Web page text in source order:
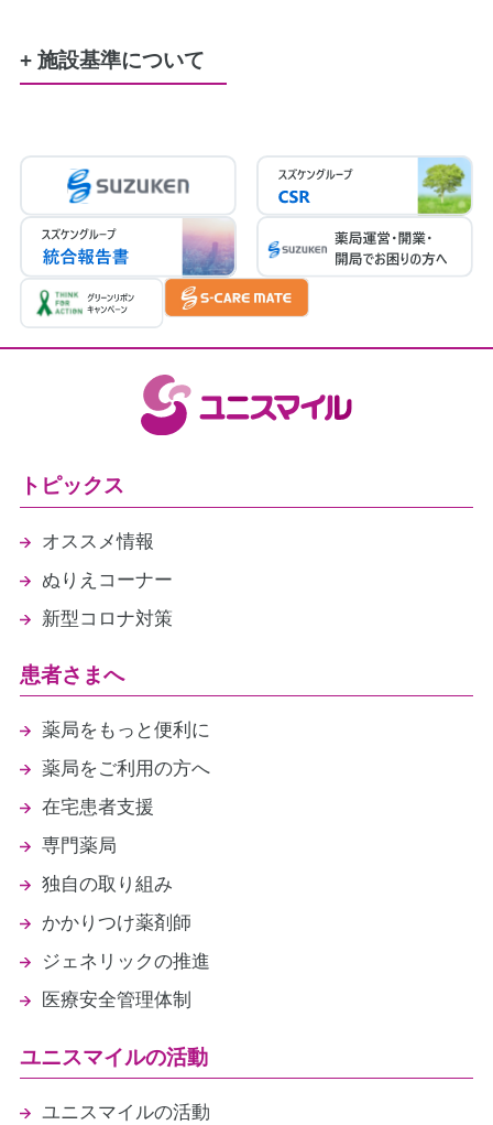
10円／包、上限800円
+ 施設基準について
後発医薬品体制加算2（28点）
連携強化加算（5点）
医療DX推進体制整備加算２（8点）
かかりつけ薬剤師指導料（76点）
かかりつけ薬剤師包括管理料（291点）
在宅薬学総合体制加算1（15点）
在宅患者訪問薬剤管理指導料
（2026年4月30日現在）
トピックス
オススメ情報
ぬりえコーナー
新型コロナ対策
患者さまへ
薬局をもっと便利に
薬局をご利用の方へ
在宅患者支援
専門薬局
独自の取り組み
かかりつけ薬剤師
ジェネリックの推進
医療安全管理体制
ユニスマイルの活動
ユニスマイルの活動